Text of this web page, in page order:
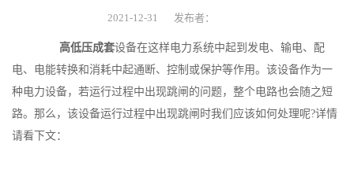
2021-12-31 发布者：
高低压成套设备在这样电力系统中起到发电、输电、配
电、电能转换和消耗中起通断、控制或保护等作用。该设备作为一
种电力设备，若运行过程中出现跳闸的问题，整个电路也会随之短
路。那么，该设备运行过程中出现跳闸时我们应该如何处理呢?详情
请看下文：